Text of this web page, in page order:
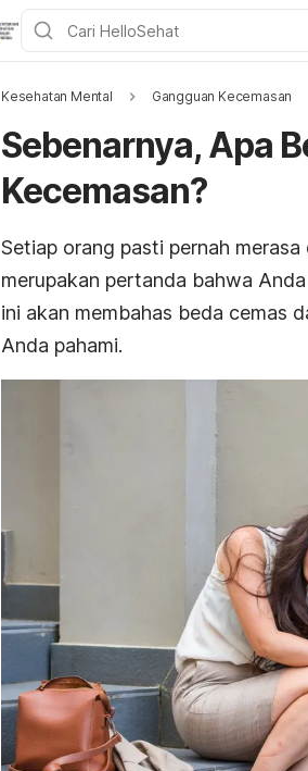
Kesehatan Mental Gangguan Kecemasan
Sebenarnya, Apa
Kecemasan?
Setiap orang pasti pernah
merupakan pertanda bahwa
ini akan membahas beda cemas
Anda pahami.